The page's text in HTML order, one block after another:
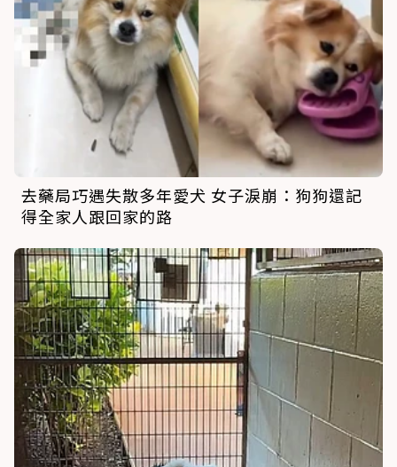
去藥局巧遇失散多年愛犬 女子淚崩：狗狗還記
得全家人跟回家的路